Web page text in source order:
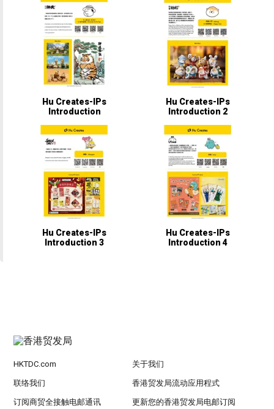
Hu Creates-IPs
Introduction
Hu Creates-IPs
Introduction 2
Hu Creates-IPs
Introduction 3
Hu Creates-IPs
Introduction 4
HKTDC.com 关于我们
联络我们 香港贸发局流动应用程式
订阅商贸全接触电邮通讯 更新您的香港贸发局电邮订阅